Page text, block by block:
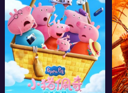
73
1 0
17:14:33:8